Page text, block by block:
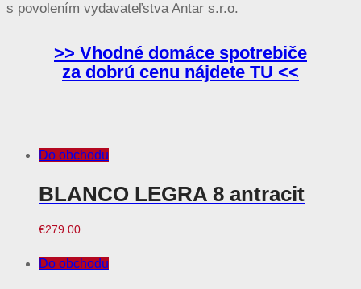
s povolením vydavateľstva Antar s.r.o.
>> Vhodné domáce spotrebiče
za dobrú cenu nájdete TU <<
Do obchodu
BLANCO LEGRA 8 antracit
€279.00
Do obchodu